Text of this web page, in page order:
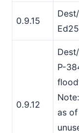
0.9.15
0.9.12
P-
as